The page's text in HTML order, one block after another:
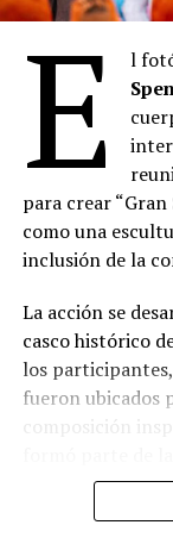
E
l
para crear
como una
inclusión de la
La acción se
casco histórico
los
fueron ubicados
composición
Business Pride